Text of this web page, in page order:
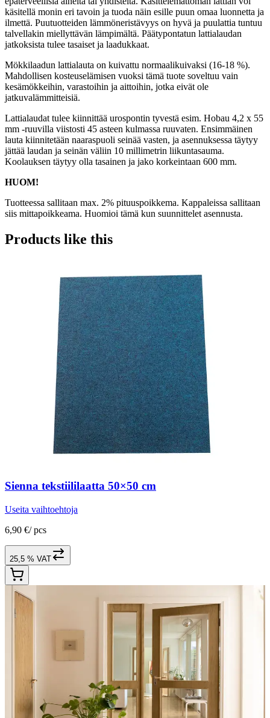
käsitellä monin eri tavoin ja tuoda näin esille puun omaa luonnetta ja
ilmettä. Puutuotteiden lämmöneristävyys on hyvä ja puulattia tuntuu
talvellakin miellyttävän lämpimältä. Päätypontatun lattialaudan
jatkoksista tulee tasaiset ja laadukkaat.
Mökkilaadun lattialauta on kuivattu normaalikuivaksi (16-18 %).
Mahdollisen kosteuselämisen vuoksi tämä tuote soveltuu vain
kesämökkeihin, varastoihin ja aittoihin, jotka eivät ole
jatkuvalämmitteisiä.
Lattialaudat tulee kiinnittää urospontin tyvestä esim. Hobau 4,2 x 55
mm -ruuvilla viistosti 45 asteen kulmassa ruuvaten. Ensimmäinen
lauta kiinnitetään naaraspuoli seinää vasten, ja asennuksessa täytyy
jättää laudan ja seinän väliin 10 millimetrin liikuntasauma.
Koolauksen täytyy olla tasainen ja jako korkeintaan 600 mm.
HUOM!
Tuotteessa sallitaan max. 2% pituuspoikkema. Kappaleissa sallitaan
siis mittapoikkeama. Huomioi tämä kun suunnittelet asennusta.
Products like this
Sienna tekstiililaatta 50×50 cm
Useita vaihtoehtoja
6,90 €/ pcs
25,5 % VAT